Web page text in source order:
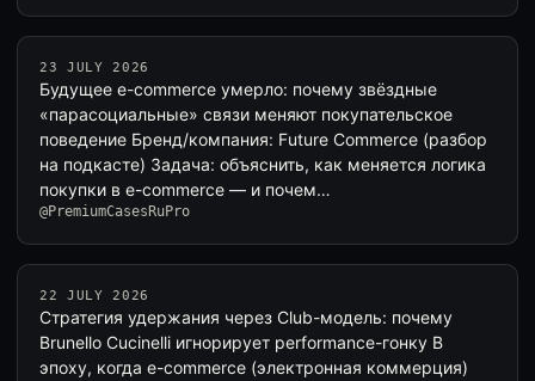
23 JULY 2026
Будущее e-commerce умерло: почему звёздные
«парасоциальные» связи меняют покупательское
поведение Бренд/компания: Future Commerce (разбор
на подкасте) Задача: объяснить, как меняется логика
покупки в e-commerce — и почем…
@PremiumCasesRuPro
22 JULY 2026
Стратегия удержания через Club-модель: почему
Brunello Cucinelli игнорирует performance-гонку В
эпоху, когда e-commerce (электронная коммерция)